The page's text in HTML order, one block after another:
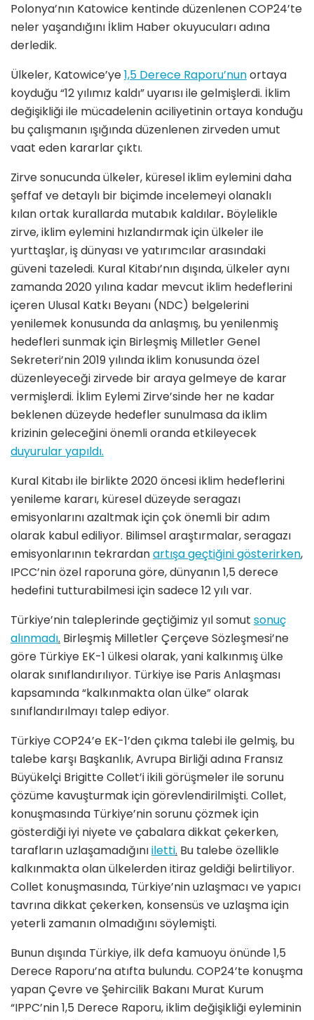
Polonya’nın Katowice kentinde düzenlenen COP24’te
neler yaşandığını İklim Haber okuyucuları adına
derledik.
Ülkeler, Katowice’ye1,5 Derece Raporu’nunortaya
koyduğu “12 yılımız kaldı” uyarısı ile gelmişlerdi. İklim
değişikliği ile mücadelenin aciliyetinin ortaya konduğu
bu çalışmanın ışığında düzenlenen zirveden umut
vaat eden kararlar çıktı.
Zirve sonucunda ülkeler, küresel iklim eylemini daha
şeffaf ve detaylı bir biçimde incelemeyi olanaklı
kılan ortak kurallarda mutabık kaldılar. Böylelikle
zirve, iklim eylemini hızlandırmak için ülkeler ile
yurttaşlar, iş dünyası ve yatırımcılar arasındaki
güveni tazeledi. Kural Kitabı’nın dışında, ülkeler aynı
zamanda 2020 yılına kadar mevcut iklim hedeflerini
içeren Ulusal Katkı Beyanı (NDC) belgelerini
yenilemek konusunda da anlaşmış, bu yenilenmiş
hedefleri sunmak için Birleşmiş Milletler Genel
Sekreteri’nin 2019 yılında iklim konusunda özel
düzenleyeceği zirvede bir araya gelmeye de karar
vermişlerdi. İklim Eylemi Zirve’sinde her ne kadar
beklenen düzeyde hedefler sunulmasa da iklim
krizinin geleceğini önemli oranda etkileyecek
duyurular yapıldı.
Kural Kitabı ile birlikte 2020 öncesi iklim hedeflerini
yenileme kararı, küresel düzeyde seragazı
emisyonlarını azaltmak için çok önemli bir adım
olarak kabul ediliyor. Bilimsel araştırmalar, seragazı
emisyonlarının tekrardanartışa geçtiğini gösterirken,
IPCC’nin özel raporuna göre, dünyanın 1,5 derece
hedefini tutturabilmesi için sadece 12 yılı var.
Türkiye’nin taleplerinde geçtiğimiz yıl somut sonuç
alınmadı. Birleşmiş Milletler Çerçeve Sözleşmesi’ne
göre Türkiye EK-1 ülkesi olarak, yani kalkınmış ülke
olarak sınıflandırılıyor. Türkiye ise Paris Anlaşması
kapsamında “kalkınmakta olan ülke” olarak
sınıflandırılmayı talep ediyor.
Türkiye COP24’e EK-1’den çıkma talebi ile gelmiş, bu
talebe karşı Başkanlık, Avrupa Birliği adına Fransız
Büyükelçi Brigitte Collet’i ikili görüşmeler ile sorunu
çözüme kavuşturmak için görevlendirilmişti. Collet,
konuşmasında Türkiye’nin sorunu çözmek için
gösterdiği iyi niyete ve çabalara dikkat çekerken,
tarafların uzlaşamadığınıiletti. Bu talebe özellikle
kalkınmakta olan ülkelerden itiraz geldiği belirtiliyor.
Collet konuşmasında, Türkiye’nin uzlaşmacı ve yapıcı
tavrına dikkat çekerken, konsensüs ve uzlaşma için
yeterli zamanın olmadığını söylemişti.
Bunun dışında Türkiye, ilk defa kamuoyu önünde 1,5
Derece Raporu’na atıfta bulundu. COP24’te konuşma
yapan Çevre ve Şehircilik Bakanı Murat Kurum
“IPPC’nin 1,5 Derece Raporu, iklim değişikliği eyleminin